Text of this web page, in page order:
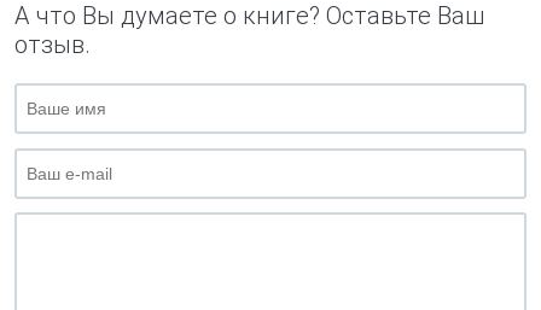
А что Вы думаете о книге? Оставьте Ваш
отзыв.